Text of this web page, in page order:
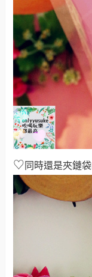
♡ 同時還是夾鏈